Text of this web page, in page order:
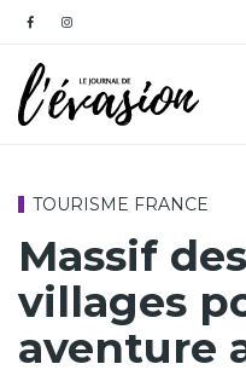
TOURISME FRANCE
Massif
villages
aventure